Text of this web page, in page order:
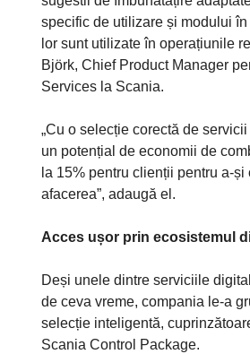
specific de utilizare și modului
lor sunt utilizate în operațiunile
Björk, Chief Product Manager
Services la Scania.
„Cu o selecție corectă de
un potențial de economii de
la 15% pentru clienții pentru a-și
afacerea”, adaugă el.
Acces ușor prin ecosistemul
Deși unele dintre serviciile
de ceva vreme, compania le-a
selecție inteligentă,
Scania Control Package.